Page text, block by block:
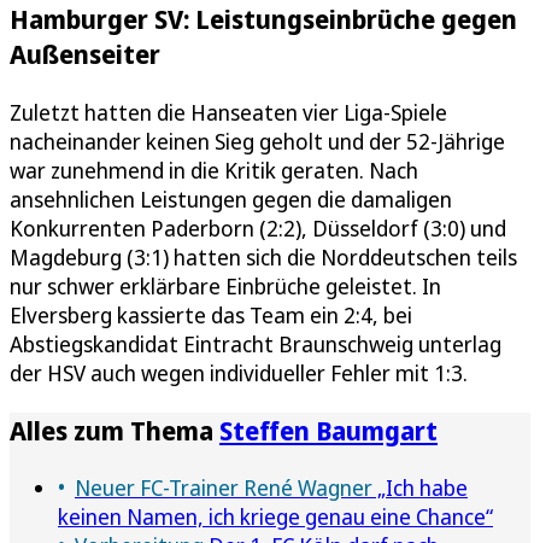
Hamburger SV: Leistungseinbrüche gegen
Außenseiter
Zuletzt hatten die Hanseaten vier Liga-Spiele
nacheinander keinen Sieg geholt und der 52-Jährige
war zunehmend in die Kritik geraten. Nach
ansehnlichen Leistungen gegen die damaligen
Konkurrenten Paderborn (2:2), Düsseldorf (3:0) und
Magdeburg (3:1) hatten sich die Norddeutschen teils
nur schwer erklärbare Einbrüche geleistet. In
Elversberg kassierte das Team ein 2:4, bei
Abstiegskandidat Eintracht Braunschweig unterlag
der HSV auch wegen individueller Fehler mit 1:3.
Alles zum Thema Steffen Baumgart
Neuer FC-Trainer René Wagner „Ich habe
keinen Namen, ich kriege genau eine Chance“